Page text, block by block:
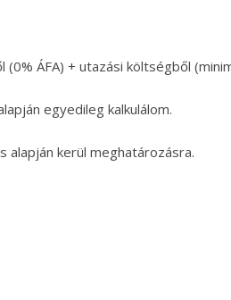
ÁFA) + utazási költségből
egyedileg kalkulálom.
alapján kerül meghatározásra.